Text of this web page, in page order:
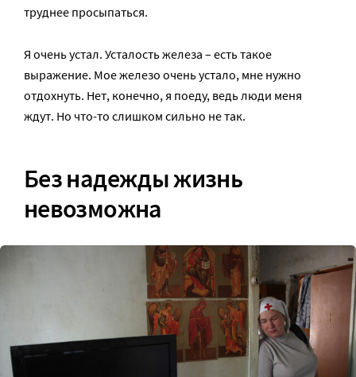
труднее просыпаться.
Я очень устал. Усталость железа – есть такое
выражение. Мое железо очень устало, мне нужно
отдохнуть. Нет, конечно, я поеду, ведь люди меня
ждут. Но что-то слишком сильно не так.
Без надежды жизнь
невозможна